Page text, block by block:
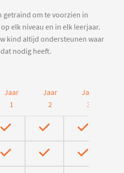
getraind om te voorzien in
elk niveau en in elk leerjaar.
kind altijd ondersteunen waar
nodig heeft.
Jaar
1
Jaar
2
Jaar
3